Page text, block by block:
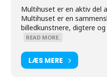
Multihuset er en aktiv del
Multihuset er en
billedkunstnere, digtere
READ MORE.
LÆS MERE